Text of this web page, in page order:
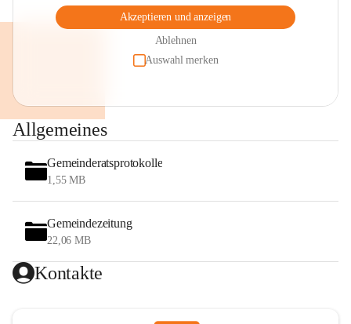
Akzeptieren und anzeigen
Ablehnen
Auswahl merken
Allgemeines
Gemeinderatsprotokolle
1,55 MB
Gemeindezeitung
22,06 MB
Kontakte